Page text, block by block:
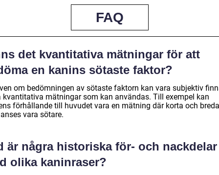
FAQ
det kvantitativa mätningar för att
en kanins sötaste faktor?
om bedömningen av sötaste faktorn kan vara subjektiv
kvantitativa mätningar som kan användas. Till exempel kan
förhållande till huvudet vara en mätning där korta och breda
vara sötare.
är några historiska för- och nackdelar
olika kaninraser?